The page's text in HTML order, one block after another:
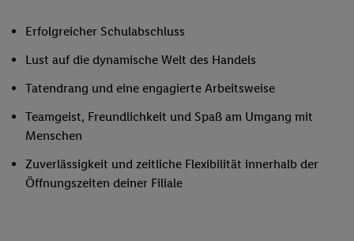
Erfolgreicher Schulabschluss
Lust auf die dynamische Welt des Handels
Tatendrang und eine engagierte Arbeitsweise
Teamgeist, Freundlichkeit und Spaß am Umgang mit
Menschen
Zuverlässigkeit und zeitliche Flexibilität innerhalb der
Öffnungszeiten deiner Filiale